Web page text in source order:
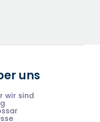
uns
wir sind